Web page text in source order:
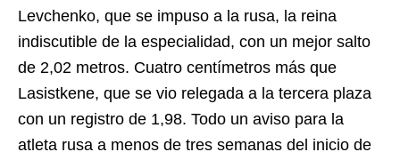
Levchenko, que se impuso a la rusa, la reina
indiscutible de la especialidad, con un mejor salto
de 2,02 metros. Cuatro centímetros más que
Lasistkene, que se vio relegada a la tercera plaza
con un registro de 1,98. Todo un aviso para la
atleta rusa a menos de tres semanas del inicio de